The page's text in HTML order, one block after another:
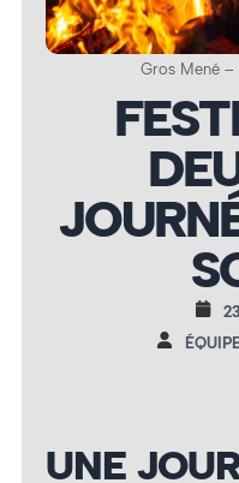
Gros Mené –
UNE